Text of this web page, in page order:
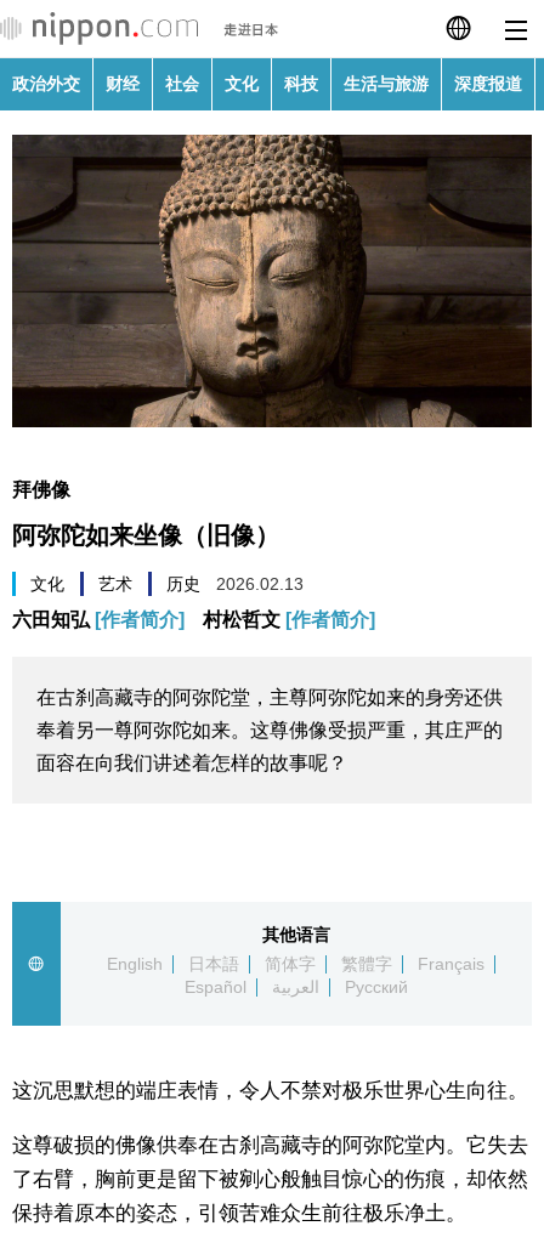
日本語
English
繁體字
Français
Español
العربية
政治外交
社会
生活与旅游
视觉日本
东京
编辑部通知
政治外交 财经 社会 文化 科技 生活与旅游 深度报道
拜佛像
阿弥陀如来坐像（旧像）
文化 艺术 历史 2026.02.13
六田知弘 [作者简介] 村松哲文 [作者简介]
在古刹高藏寺的阿弥陀堂，主尊阿弥陀如来的身旁还供
奉着另一尊阿弥陀如来。这尊佛像受损严重，其庄严的
面容在向我们讲述着怎样的故事呢？
其他语言
English
日本語 简体字 繁體字
Français
Español
العربية Русский
这沉思默想的端庄表情，令人不禁对极乐世界心生向往。
这尊破损的佛像供奉在古刹高藏寺的阿弥陀堂内。它失去
了右臂，胸前更是留下被剜心般触目惊心的伤痕，却依然
保持着原本的姿态，引领苦难众生前往极乐净土。